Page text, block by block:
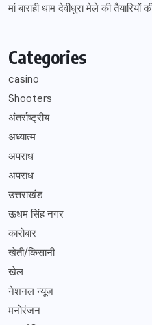
मां बाराही धाम देवीधुरा मेले की तैयारियों
Categories
casino
Shooters
अंतर्राष्ट्रीय
अध्यात्म
अपराध
अपराध
उत्तराखंड
ऊधम सिंह नगर
कारोबार
खेती/किसानी
खेल
नेशनल न्यूज़
मनोरंजन